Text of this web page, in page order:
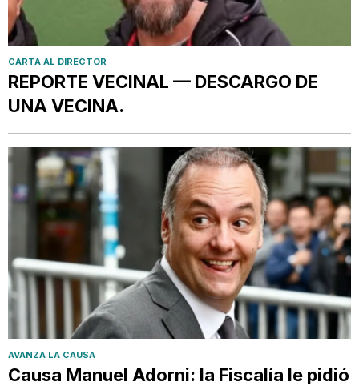
CARTA AL DIRECTOR
REPORTE VECINAL — DESCARGO DE
UNA VECINA.
AVANZA LA CAUSA
Causa Manuel Adorni: la Fiscalía le pidió